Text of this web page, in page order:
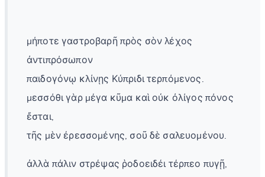
μήποτε γαστροβαρῆ πρὸς σὸν λέχος
ἀντιπρόσωπον
παιδογόνῳ κλίνῃς Κύπριδι τερπόμενος.
μεσσόθι γὰρ μέγα κῦμα καὶ οὐκ ὀλίγος πόνος
ἔσται,
τῆς μὲν ἐρεσσομένης, σοῦ δὲ σαλευομένου.
ἀλλὰ πάλιν στρέψας ῥοδοειδέι τέρπεο πυγῇ,